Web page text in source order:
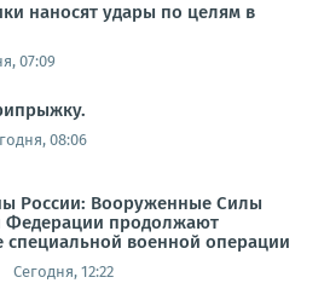
наносят удары по целям в
07:09
08:06
России: Вооруженные Силы
Федерации продолжают
специальной военной операции
Сегодня, 12:22